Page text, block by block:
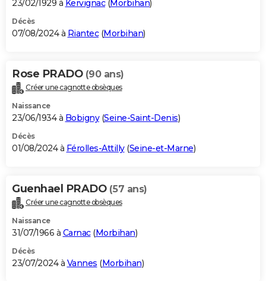
23/02/1929 à Kervignac(Morbihan)
Décès
07/08/2024 à Riantec(Morbihan)
Rose PRADO (90 ans)
Créer une cagnotte obsèques
Naissance
23/06/1934 à Bobigny(Seine-Saint-Denis)
Décès
01/08/2024 à Férolles-Attilly(Seine-et-Marne)
Guenhael PRADO (57 ans)
Créer une cagnotte obsèques
Naissance
31/07/1966 à Carnac(Morbihan)
Décès
23/07/2024 à Vannes (Morbihan)